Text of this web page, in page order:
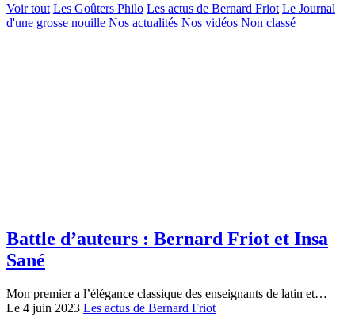
Voir tout Les Goûters Philo Les actus de Bernard Friot Le Journal
d'une grosse nouille Nos actualités Nos vidéos Non classé
Battle d’auteurs : Bernard Friot et Insa
Sané
Mon premier a l’élégance classique des enseignants de latin et…
Le 4 juin 2023 Les actus de Bernard Friot